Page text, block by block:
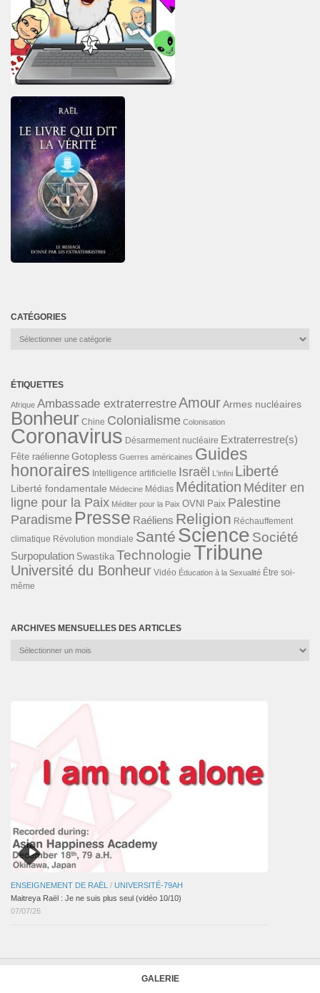
CATÉGORIES
Catégories
ÉTIQUETTES
Afrique Ambassade extraterrestreAmourArmes nucléaires
Bonheur Chine Colonialisme Colonisation
Coronavirus Désarmement nucléaire Extraterrestre(s)
Fête raélienne Gotopless Guerres américaines Guides
honoraires Intelligence artificielle Israël L'infini Liberté
Liberté fondamentale Médecine Médias Méditation Méditer en
ligne pour la Paix Méditer pour la Paix OVNI Paix Palestine
Paradisme Presse Raéliens Religion Réchauffement
climatique Révolution mondiale Santé Science Société
Surpopulation Swastika TechnologieTribune
Université du Bonheur Vidéo Éducation à la Sexualité Être soi-
même
ARCHIVES MENSUELLES DES ARTICLES
Archives
ENSEIGNEMENT DE RAËL / UNIVERSITÉ-79AH
Maitreya Raël : Je ne suis plus seul (vidéo 10/10)
07/07/26
GALERIE